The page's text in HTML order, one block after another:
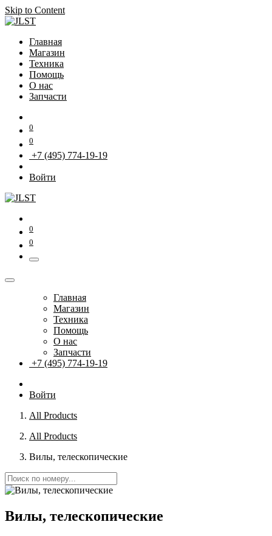
Skip to Content
Главная
Магазин
Техника
Помощь
О нас
Запчасти
0
0
+7 (495) 774-19-19
Войти
0
0
Главная
Магазин
Техника
Помощь
О нас
Запчасти
+7 (495) 774-19-19
Войти
All Products
All Products
Вилы, телескопические
Вилы, телескопические